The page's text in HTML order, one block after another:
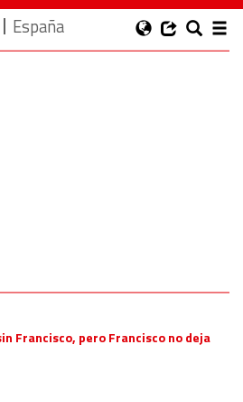
España
Francisco, pero Francisco no deja